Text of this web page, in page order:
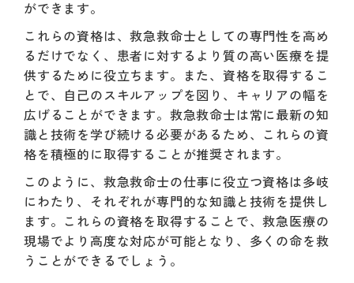
ができます。
これらの資格は、救急救命士としての専門性を高め
るだけでなく、患者に対するより質の高い医療を提
供するために役立ちます。また、資格を取得するこ
とで、自己のスキルアップを図り、キャリアの幅を
広げることができます。救急救命士は常に最新の知
識と技術を学び続ける必要があるため、これらの資
格を積極的に取得することが推奨されます。
このように、救急救命士の仕事に役立つ資格は多岐
にわたり、それぞれが専門的な知識と技術を提供し
ます。これらの資格を取得することで、救急医療の
現場でより高度な対応が可能となり、多くの命を救
うことができるでしょう。